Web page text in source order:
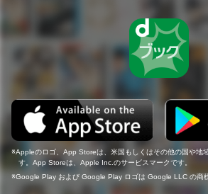
Appleのロゴ、App Storeは、米国もしくはその他の国や地
す。App Storeは、Apple Inc.のサービスマークです。
Google Play および Google Play ロゴは Google LLC の商